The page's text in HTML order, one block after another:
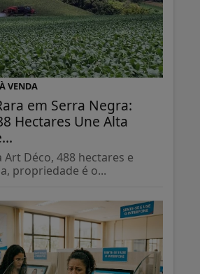
VENDA
em Serra Negra:
Hectares Une Alta
Déco, 488 hectares e
propriedade é o...